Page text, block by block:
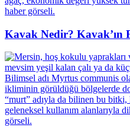
Kavak Nedir? Kavak’ın